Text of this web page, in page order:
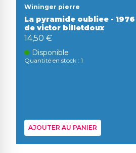
Wininger pierre
La pyramide oubliee -
de victor billetdoux
14,50 €
Disponible
Quantité en stock : 1
AJOUTER AU PANIER